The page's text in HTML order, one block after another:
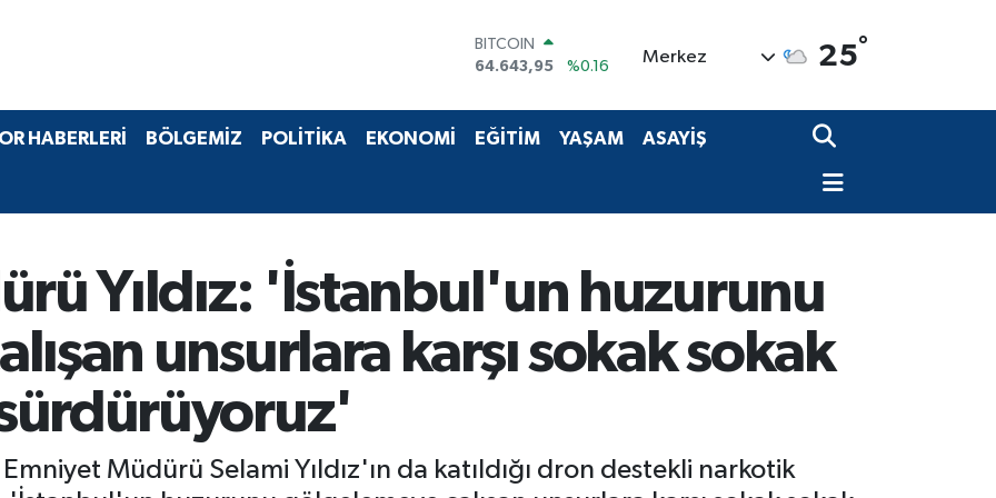
DOLAR
47,6006
%0.06
55,0250
%0.02
STERLİN
Merkez 25°
HABERLERİ BÖLGEMİZ POLİTİKA EKONOMİ EĞİTİM YAŞAM ASAYİŞ
Yıldız: 'İstanbul'un huzurunu
unsurlara karşı sokak sokak
Müdürü Selami Yıldız'ın da katıldığı dron destekli narkotik